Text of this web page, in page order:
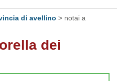
di avellino > notai a
dei